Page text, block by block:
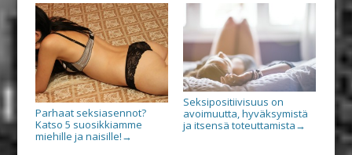
Parhaat seksiasennot?
Katso 5 suosikkiamme
miehille ja naisille! →
Seksipositiivisuus on
avoimuutta, hyväksymistä
ja itsensä toteuttamista →